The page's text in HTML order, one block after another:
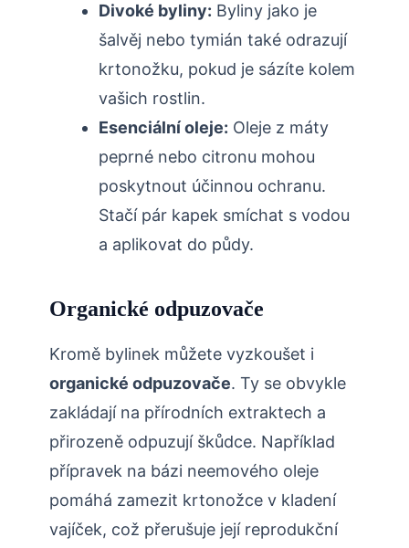
Divoké byliny: Byliny‍ jako⁣ je
šalvěj nebo tymián‌ také odrazují
krtonožku, pokud je sázíte kolem
vašich rostlin.
Esenciální oleje: Oleje z máty
peprné nebo citronu mohou
poskytnout účinnou ochranu.
Stačí pár kapek smíchat ‌s vodou
a aplikovat do půdy.
Organické odpuzovače
Kromě bylinek můžete vyzkoušet i
organické odpuzovače. Ty se obvykle
zakládají na přírodních extraktech a
přirozeně odpuzují škůdce. Například
přípravek ‌na bázi neemového oleje
pomáhá zamezit krtonožce v kladení
vajíček, což přerušuje její reprodukční